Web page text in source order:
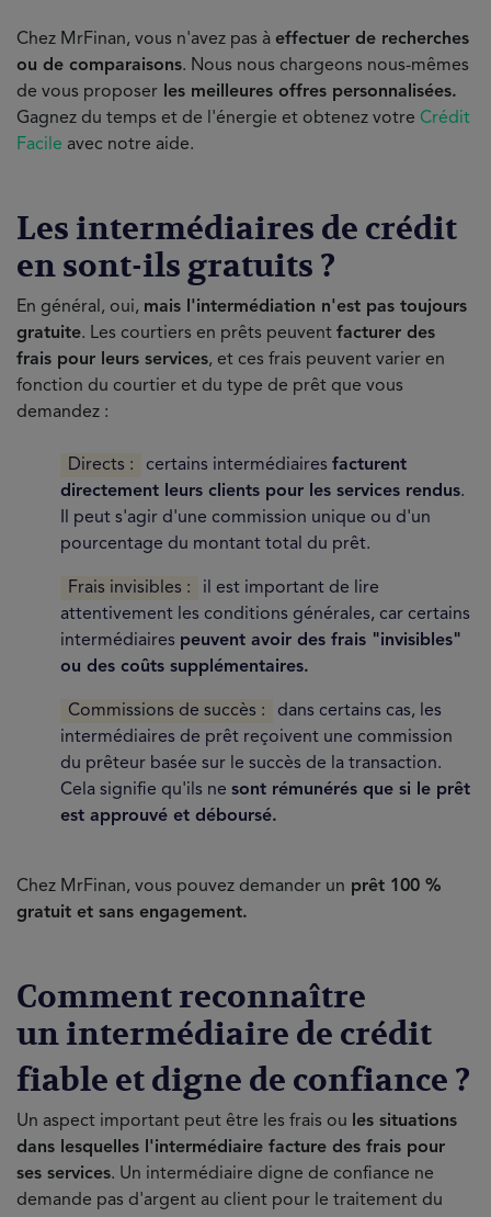
Chez MrFinan, vous n'avez pas à effectuer de recherches
ou de comparaisons. Nous nous chargeons nous-mêmes
de vous proposer les meilleures offres personnalisées.
Gagnez du temps et de l'énergie et obtenez votre Crédit
Facile avec notre aide.
Les intermédiaires de crédit
en sont-ils gratuits ?
En général, oui, mais l'intermédiation n'est pas toujours
gratuite. Les courtiers en prêts peuvent facturer des
frais pour leurs services, et ces frais peuvent varier en
fonction du courtier et du type de prêt que vous
demandez :
Directs : certains intermédiairesfacturent
directement leurs clients pour les services rendus.
Il peut s'agir d'une commission unique ou d'un
pourcentage du montant total du prêt.
Frais invisibles :
il est important de lire
attentivement les conditions générales, car certains
intermédiaires peuvent avoir des frais "invisibles"
ou des coûts supplémentaires.
Commissions de succès :
dans certains cas, les
intermédiaires de prêt reçoivent une commission
du prêteur basée sur le succès de la transaction.
Cela signifie qu'ils ne sont rémunérés que si le prêt
est approuvé et déboursé.
Chez MrFinan, vous pouvez demander un prêt 100 %
gratuit et sans engagement.
Comment reconnaître
un intermédiaire de crédit
fiable et digne de confiance ?
Un aspect important peut être les frais ou les situations
dans lesquelles l'intermédiaire facture des frais pour
ses services. Un intermédiaire digne de confiance ne
demande pas d'argent au client pour le traitement du